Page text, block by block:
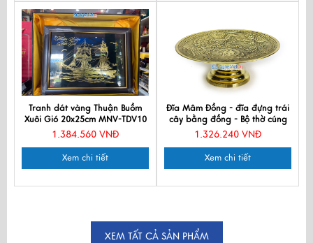
Tranh dát vàng Thuận Buồm
Xuôi Gió 20x25cm MNV-TDV10
1.384.560 VNĐ
Xem chi tiết
Đĩa Mâm Đồng - đĩa đựng trái
cây bằng đồng - Bộ thờ cúng
MNV-DD23
1.326.240 VNĐ
Xem chi tiết
XEM TẤT CẢ SẢN PHẨM